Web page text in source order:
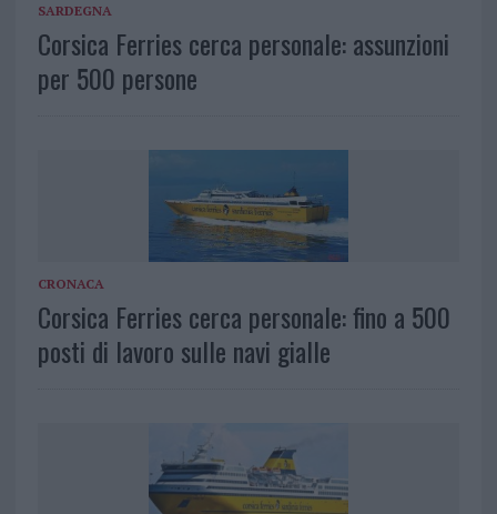
SARDEGNA
Corsica Ferries cerca personale: assunzioni
per 500 persone
CRONACA
Corsica Ferries cerca personale: fino a 500
posti di lavoro sulle navi gialle